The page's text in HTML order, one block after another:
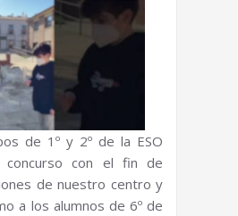
de 1º y 2º de la ESO
concurso con el fin de
de nuestro centro y
a los alumnos de 6º de